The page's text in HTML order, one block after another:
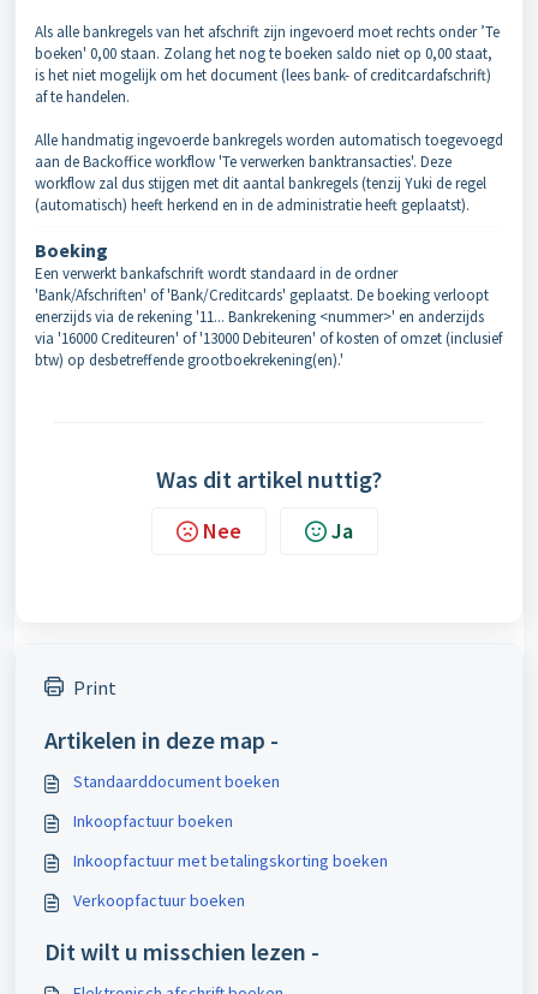
Als alle bankregels van het afschrift zijn ingevoerd moet rechts onder ’Te
boeken' 0,00 staan. Zolang het nog te boeken saldo niet op 0,00 staat,
is het niet mogelijk om het document (lees bank- of creditcardafschrift)
af te handelen.
Alle handmatig ingevoerde bankregels worden automatisch toegevoegd
aan de Backoffice workflow 'Te verwerken banktransacties'. Deze
workflow zal dus stijgen met dit aantal bankregels (tenzij Yuki de regel
(automatisch) heeft herkend en in de administratie heeft geplaatst).
Boeking
Een verwerkt bankafschrift wordt standaard in de ordner
'Bank/Afschriften' of 'Bank/Creditcards' geplaatst. De boeking verloopt
enerzijds via de rekening '11... Bankrekening <nummer>' en anderzijds
via '16000 Crediteuren' of '13000 Debiteuren' of kosten of omzet (inclusief
btw) op desbetreffende grootboekrekening(en).'
Was dit artikel nuttig?
Nee Ja
Print
Artikelen in deze map -
Standaarddocument boeken
Inkoopfactuur boeken
Inkoopfactuur met betalingskorting boeken
Verkoopfactuur boeken
Dit wilt u misschien lezen -